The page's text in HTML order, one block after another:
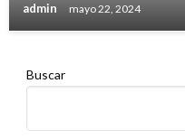
admin mayo 22, 2024
Buscar